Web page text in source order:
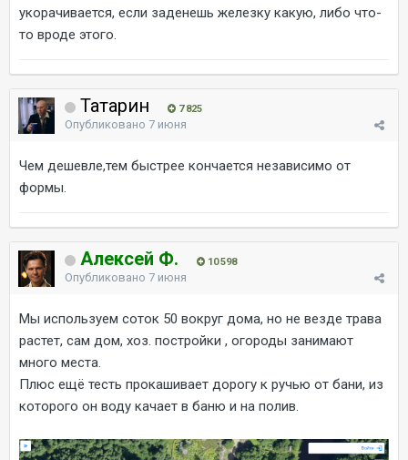
укорачивается, если заденешь железку какую, либо что-
то вроде этого.
Татарин 7 825
Опубликовано 7 июня
Чем дешевле,тем быстрее кончается независимо от
формы.
Алексей Ф. 10 598
Опубликовано 7 июня
Мы используем соток 50 вокруг дома, но не везде трава
растет, сам дом, хоз. постройки , огороды занимают
много места.
Плюс ещё тесть прокашивает дорогу к ручью от бани, из
которого он воду качает в баню и на полив.